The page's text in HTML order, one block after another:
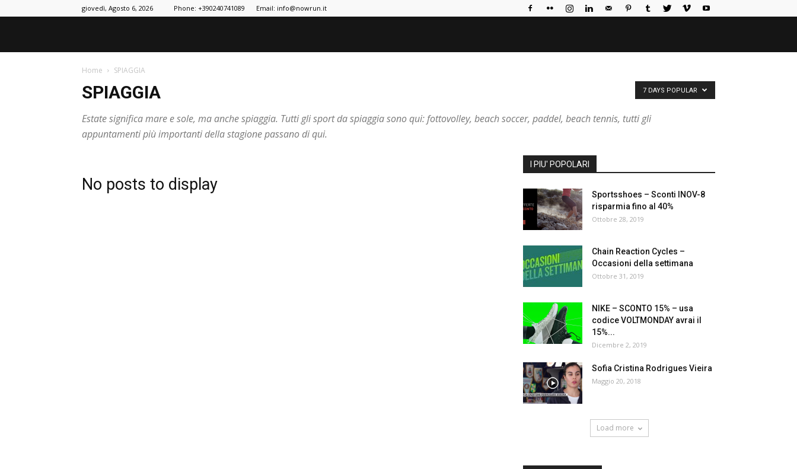
giovedì, Agosto 6, 2026 Phone: +390240741089 Email: info@nowrun.it
Home SPIAGGIA
SPIAGGIA
Estate significa mare e sole, ma anche spiaggia. Tutti gli sport da spiaggia sono qui: fottovolley, beach soccer, paddel, beach tennis, tutti gli
appuntamenti più importanti della stagione passano di qui.
7 DAYS POPULAR
No posts to display
I PIU' POPOLARI
Sportsshoes – Sconti INOV-8
risparmia fino al 40%
Ottobre 28, 2019
Chain Reaction Cycles –
Occasioni della settimana
Ottobre 31, 2019
NIKE – SCONTO 15% – usa
codice VOLTMONDAY avrai il
15%...
Dicembre 2, 2019
Sofia Cristina Rodrigues Vieira
Maggio 20, 2018
Load more